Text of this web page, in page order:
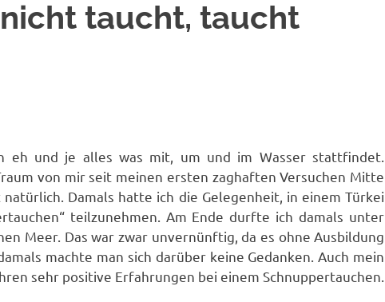
taucht, taucht
eh und je alles was mit, um und im Wasser stattfindet.
von mir seit meinen ersten zaghaften Versuchen Mitte
Damals hatte ich die Gelegenheit, in einem Türkei
teilzunehmen. Am Ende durfte ich damals unter
Meer. Das war zwar unvernünftig, da es ohne Ausbildung
machte man sich darüber keine Gedanken. Auch mein
sehr positive Erfahrungen bei einem Schnuppertauchen.